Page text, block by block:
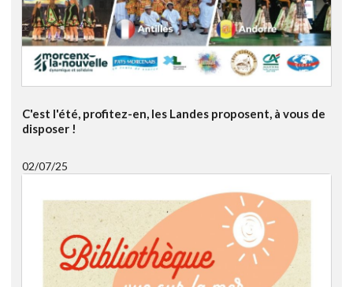
C'est l'été, profitez-en, les Landes proposent, à vous de
disposer !
02/07/25